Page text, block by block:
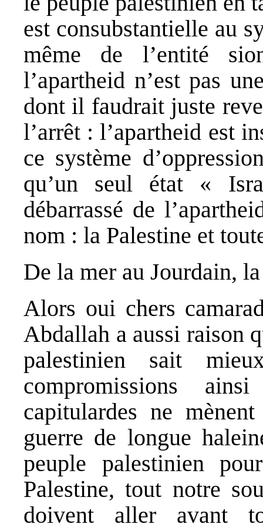
est consubstantielle au
même de l’entité
l’apartheid n’est pas
dont il faudrait juste
l’arrêt : l’apartheid est
ce système
qu’un seul état «
débarrassé de
nom : la Palestine et
De la mer au Jourdain,
Alors oui chers
Abdallah a aussi raison
palestinien sait
compromissions
capitulardes ne
guerre de longue
peuple palestinien
Palestine, tout notre
doivent aller avant